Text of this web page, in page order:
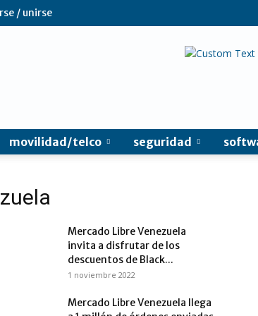
/ unirse
movilidad/telco seguridad
Mercado Libre Venezuela
invita a disfrutar de los
descuentos de Black...
1 noviembre 2022
Mercado Libre Venezuela llega